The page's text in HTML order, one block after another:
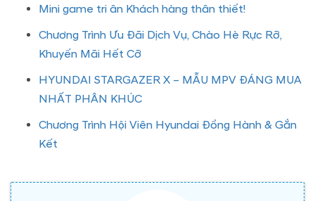
Mini game tri ân Khách hàng thân thiết!
Chương Trình Ưu Đãi Dịch Vụ, Chào Hè Rực Rỡ,
Khuyến Mãi Hết Cỡ
HYUNDAI STARGAZER X – MẪU MPV ĐÁNG MUA
NHẤT PHÂN KHÚC
Chương Trình Hội Viên Hyundai Đồng Hành & Gắn
Kết